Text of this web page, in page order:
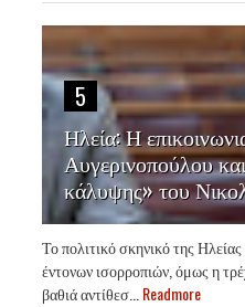
5
Ηλεία: Η
Αυγερινοπούλου
κάλυψης» του
Το πολιτικό σκηνικό της
έντονων ισορροπιών, όμως η
βαθιά αντίθεσ... Readmore